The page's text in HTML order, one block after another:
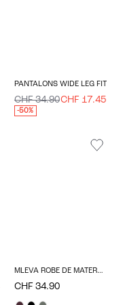
PANTALONS WIDE LEG FIT
CHF 34.90CHF 17.45
-50%
MLEVA ROBE DE MATERNITÉ
CHF 34.90